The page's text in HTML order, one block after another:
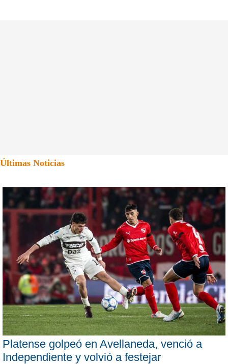
Últimas Noticias
Platense golpeó en Avellaneda, venció a
Independiente y volvió a festejar